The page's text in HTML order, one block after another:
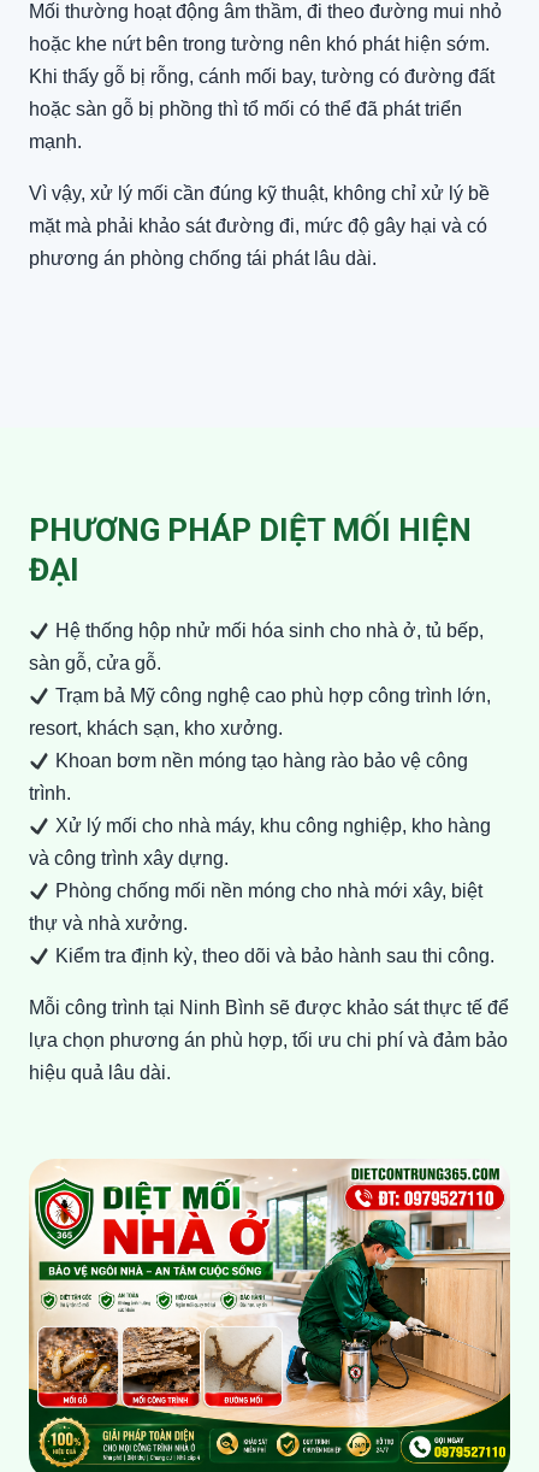
Mối thường hoạt động âm thầm, đi theo đường mui nhỏ
hoặc khe nứt bên trong tường nên khó phát hiện sớm.
Khi thấy gỗ bị rỗng, cánh mối bay, tường có đường đất
hoặc sàn gỗ bị phồng thì tổ mối có thể đã phát triển
mạnh.
Vì vậy, xử lý mối cần đúng kỹ thuật, không chỉ xử lý bề
mặt mà phải khảo sát đường đi, mức độ gây hại và có
phương án phòng chống tái phát lâu dài.
PHƯƠNG PHÁP DIỆT MỐI HIỆN
ĐẠI
Hệ thống hộp nhử mối hóa sinh cho nhà ở, tủ bếp,
sàn gỗ, cửa gỗ.
Trạm bả Mỹ công nghệ cao phù hợp công trình lớn,
resort, khách sạn, kho xưởng.
Khoan bơm nền móng tạo hàng rào bảo vệ công
trình.
Xử lý mối cho nhà máy, khu công nghiệp, kho hàng
và công trình xây dựng.
Phòng chống mối nền móng cho nhà mới xây, biệt
thự và nhà xưởng.
Kiểm tra định kỳ, theo dõi và bảo hành sau thi công.
Mỗi công trình tại Ninh Bình sẽ được khảo sát thực tế để
lựa chọn phương án phù hợp, tối ưu chi phí và đảm bảo
hiệu quả lâu dài.